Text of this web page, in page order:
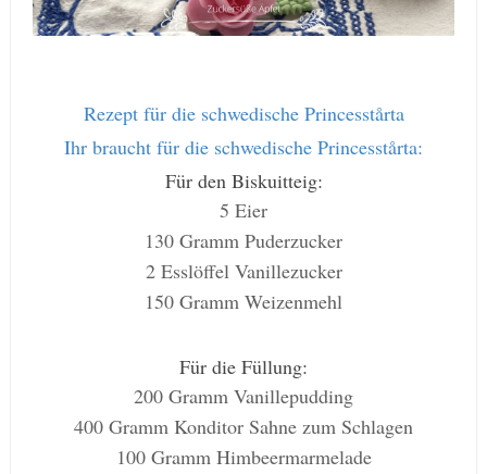
Rezept für die schwedische Princesstårta
Ihr braucht für die schwedische Princesstårta:
Für den Biskuitteig:
5 Eier
130 Gramm Puderzucker
2 Esslöffel Vanillezucker
150 Gramm Weizenmehl
Für die Füllung:
200 Gramm Vanillepudding
400 Gramm Konditor Sahne zum Schlagen
100 Gramm Himbeermarmelade